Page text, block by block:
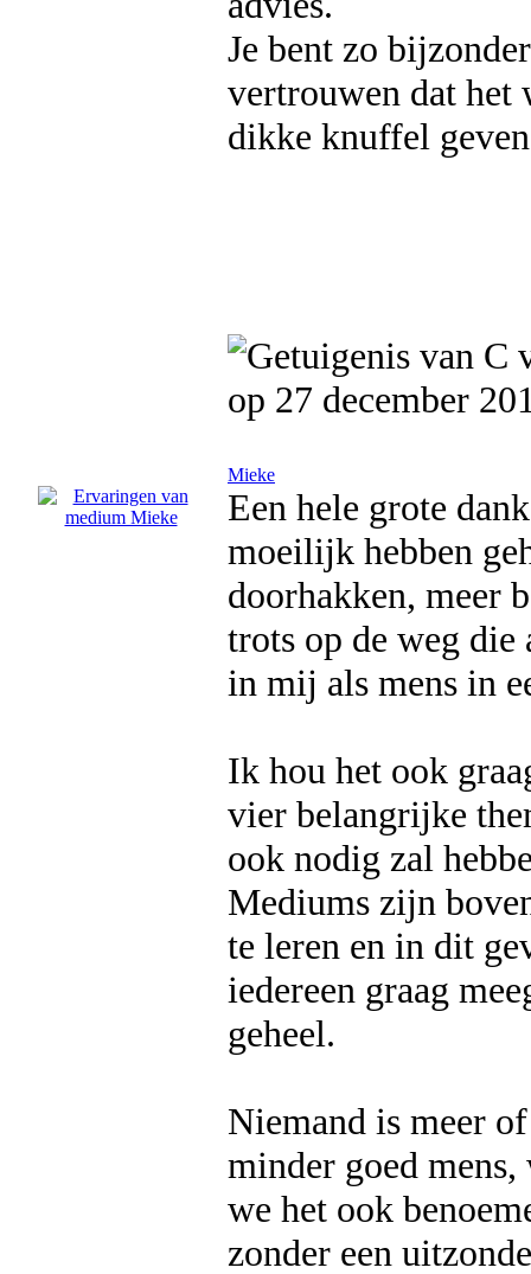
Je bent zo
vertrouwen dat het
dikke knuffel
op 27 december
Mieke
Een hele grote
moeilijk hebben
doorhakken, meer
trots op de weg
in mij als mens in
Ik hou het ook
vier belangrijke
ook nodig zal
Mediums zijn
te leren en in dit
iedereen graag
geheel.
Niemand is meer
minder goed
we het ook
zonder een